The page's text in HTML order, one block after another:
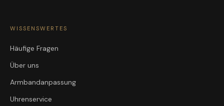
WISSENSWERTES
Häufige Fragen
Über uns
Armbandanpassung
Uhrenservice